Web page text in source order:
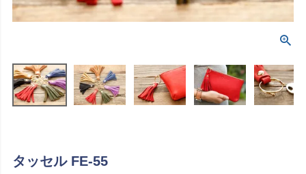
タッセル FE-55